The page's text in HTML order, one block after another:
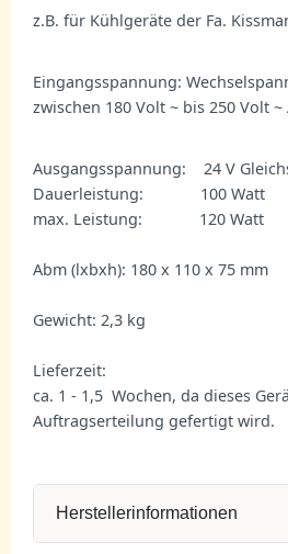
z.B. für Kühlgeräte der Fa.
Eingangsspannung:
zwischen 180 Volt ~ bis 250 Volt ~
Ausgangsspannung: 24 V
Dauerleistung: 100 Watt
max. Leistung: 120 Watt
Abm (lxbxh): 180 x 110 x 75 mm
Gewicht: 2,3 kg
Lieferzeit:
ca. 1 - 1,5 Wochen, da dieses
Auftragserteilung gefertigt wird.
Herstellerinformationen